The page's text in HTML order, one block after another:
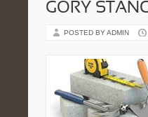
GÓRY
POSTED BY ADMIN